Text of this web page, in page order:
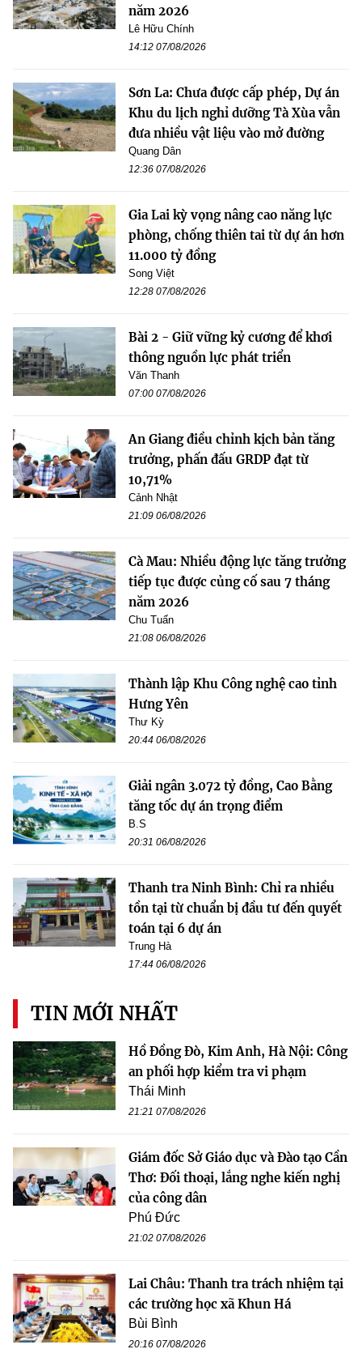
năm 2026
Lê Hữu Chính
14:12 07/08/2026
Sơn La: Chưa được cấp phép, Dự án
Khu du lịch nghỉ dưỡng Tà Xùa vẫn
đưa nhiều vật liệu vào mở đường
Quang Dân
12:36 07/08/2026
Gia Lai kỳ vọng nâng cao năng lực
phòng, chống thiên tai từ dự án hơn
11.000 tỷ đồng
Song Việt
12:28 07/08/2026
Bài 2 - Giữ vững kỷ cương để khơi
thông nguồn lực phát triển
Văn Thanh
07:00 07/08/2026
An Giang điều chỉnh kịch bản tăng
trưởng, phấn đấu GRDP đạt từ
10,71%
Cảnh Nhật
21:09 06/08/2026
Cà Mau: Nhiều động lực tăng trưởng
tiếp tục được củng cố sau 7 tháng
năm 2026
Chu Tuấn
21:08 06/08/2026
Thành lập Khu Công nghệ cao tỉnh
Hưng Yên
Thư Kỳ
20:44 06/08/2026
Giải ngân 3.072 tỷ đồng, Cao Bằng
tăng tốc dự án trọng điểm
B.S
20:31 06/08/2026
Thanh tra Ninh Bình: Chỉ ra nhiều
tồn tại từ chuẩn bị đầu tư đến quyết
toán tại 6 dự án
Trung Hà
17:44 06/08/2026
TIN MỚI NHẤT
Hồ Đồng Đò, Kim Anh, Hà Nội: Công
an phối hợp kiểm tra vi phạm
Thái Minh
21:21 07/08/2026
Giám đốc Sở Giáo dục và Đào tạo Cần
Thơ: Đối thoại, lắng nghe kiến nghị
của công dân
Phú Đức
21:02 07/08/2026
Lai Châu: Thanh tra trách nhiệm tại
các trường học xã Khun Há
Bùi Bình
20:16 07/08/2026